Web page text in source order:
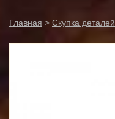
Главная > Скупка деталей